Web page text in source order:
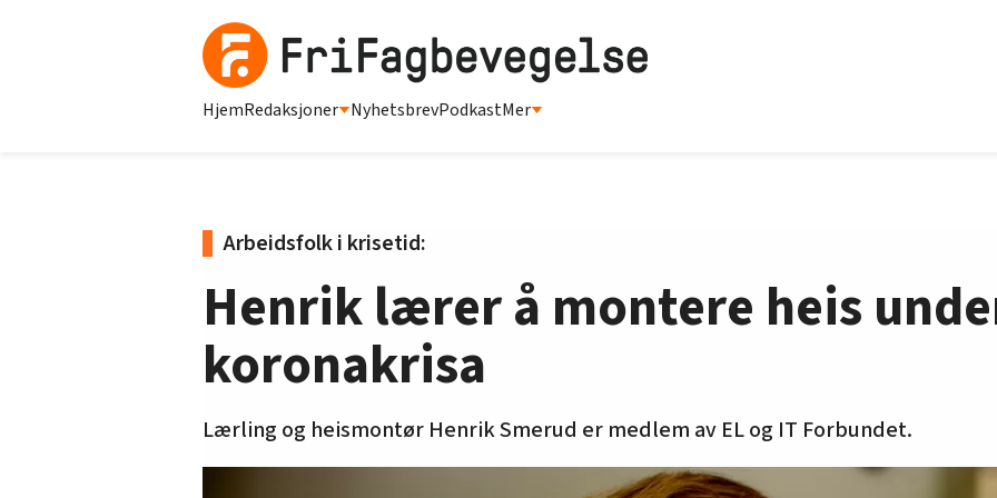
HjemRedaksjoner NyhetsbrevPodkastMer
Arbeidsfolk i krisetid:
Henrik lærer å montere heis
koronakrisa
Lærling og heismontør Henrik Smerud er medlem av EL og IT Forbundet.